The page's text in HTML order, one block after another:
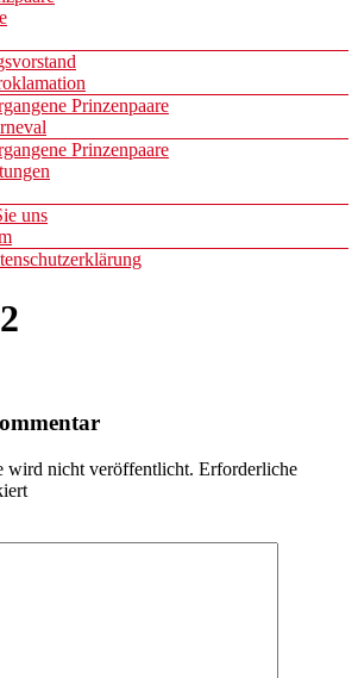
Prinzenpaare
Prinzenpaare
uns
wird nicht veröffentlicht. Erforderliche